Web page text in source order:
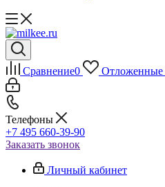
Сравнение0 Отложенные
Телефоны
+7 495 660-39-90
Заказать звонок
Личный кабинет